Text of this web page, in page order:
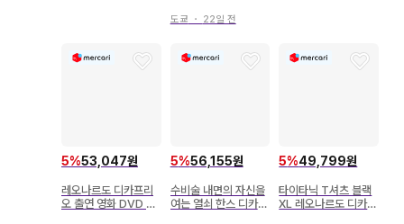
도쿄 ・ 22일 전
5%53,047원
레오나르도 디카프리
오 출연 영화 DVD 블
5%56,155원
수비술 내면의 자신을
여는 열쇠 한스 디카즈
5%49,799원
타이타닉 T셔츠 블랙
XL 레오나르도 디카프